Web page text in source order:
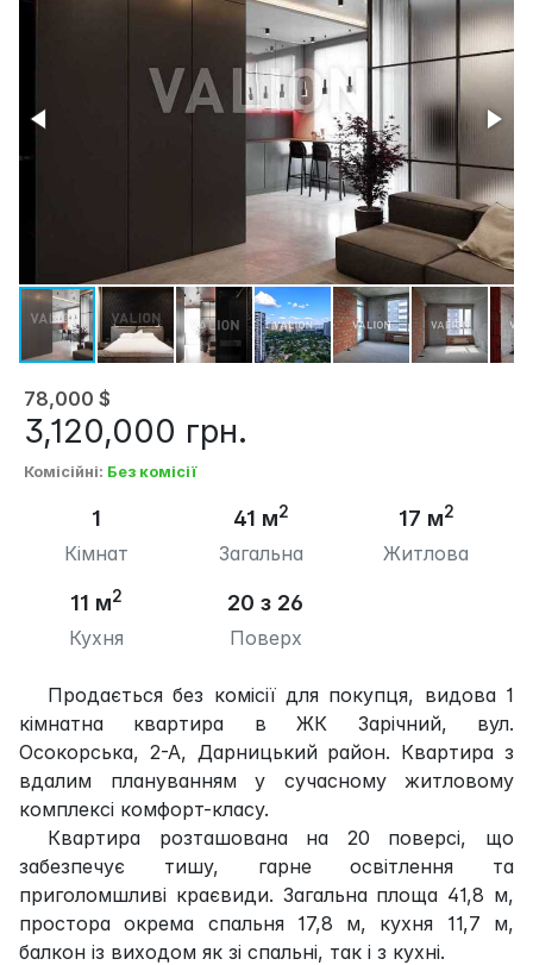
78,000 $
3,120,000 грн.
Комісійні: Без комісії
1
Кімнат
41 м2
Загальна
17 м2
Житлова
11 м2
Кухня
20 з 26
Поверх
Продається без комісії для покупця, видова 1
кімнатна квартира в ЖК Зарічний, вул.
Осокорська, 2-А, Дарницький район. Квартира з
вдалим плануванням у сучасному житловому
комплексі комфорт-класу.
Квартира розташована на 20 поверсі, що
забезпечує тишу, гарне освітлення та
приголомшливі краєвиди. Загальна площа 41,8 м,
простора окрема спальня 17,8 м, кухня 11,7 м,
балкон із виходом як зі спальні, так і з кухні.